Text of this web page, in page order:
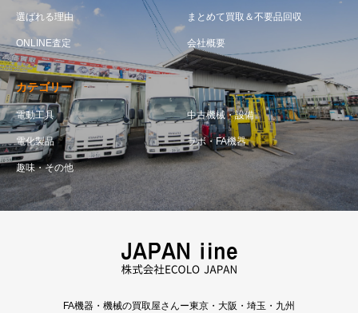
選ばれる理由 まとめて買取＆不要品回収
ONLINE査定 会社概要
カテゴリー
電動工具 中古機械・設備
電化製品 ラボ・FA機器
趣味・その他
FA機器・機械の買取屋さんー東京・大阪・埼玉・九州